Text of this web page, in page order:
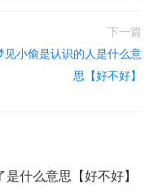
下一篇
见小偷是认识的人是什么意
思【好不好】
什么意思【好不好】